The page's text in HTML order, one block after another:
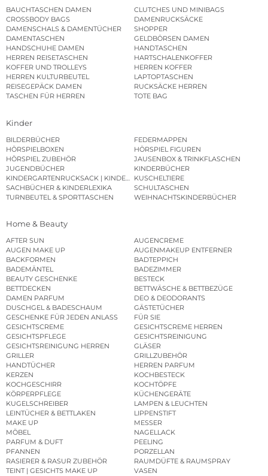
BAUCHTASCHEN DAMEN
CLUTCHES UND MINIBAGS
CROSSBODY BAGS
DAMENRUCKSÄCKE
DAMENSCHALS & DAMENTÜCHER
SHOPPER
DAMENTASCHEN
GELDBÖRSEN DAMEN
HANDSCHUHE DAMEN
HANDTASCHEN
HERREN REISETASCHEN
HARTSCHALENKOFFER
KOFFER UND TROLLEYS
HERREN KOFFER
HERREN KULTURBEUTEL
LAPTOPTASCHEN
REISEGEPÄCK DAMEN
RUCKSÄCKE HERREN
TASCHEN FÜR HERREN
TOTE BAG
Kinder
BILDERBÜCHER
FEDERMAPPEN
HÖRSPIELBOXEN
HÖRSPIEL FIGUREN
HÖRSPIEL ZUBEHÖR
JAUSENBOX & TRINKFLASCHEN
JUGENDBÜCHER
KINDERBÜCHER
KINDERGARTENRUCKSACK | KINDERGARTENBEUTEL
KUSCHELTIERE
SACHBÜCHER & KINDERLEXIKA
SCHULTASCHEN
TURNBEUTEL & SPORTTASCHEN
WEIHNACHTSKINDERBÜCHER
Home & Beauty
AFTER SUN
AUGENCREME
AUGEN MAKE UP
AUGENMAKEUP ENTFERNER
BACKFORMEN
BADTEPPICH
BADEMÄNTEL
BADEZIMMER
BEAUTY GESCHENKE
BESTECK
BETTDECKEN
BETTWÄSCHE & BETTBEZÜGE
DAMEN PARFUM
DEO & DEODORANTS
DUSCHGEL & BADESCHAUM
GÄSTETÜCHER
GESCHENKE FÜR JEDEN ANLASS
FÜR SIE
GESICHTSCREME
GESICHTSCREME HERREN
GESICHTSPFLEGE
GESICHTSREINIGUNG
GESICHTSREINIGUNG HERREN
GLÄSER
GRILLER
GRILLZUBEHÖR
HANDTÜCHER
HERREN PARFUM
KERZEN
KOCHBESTECK
KOCHGESCHIRR
KOCHTÖPFE
KÖRPERPFLEGE
KÜCHENGERÄTE
KUGELSCHREIBER
LAMPEN & LEUCHTEN
LEINTÜCHER & BETTLAKEN
LIPPENSTIFT
MAKE UP
MESSER
MÖBEL
NAGELLACK
PARFUM & DUFT
PEELING
PFANNEN
PORZELLAN
RASIERER & RASUR ZUBEHÖR
RAUMDÜFTE & RAUMSPRAY
TEINT | GESICHTS MAKE UP
VASEN